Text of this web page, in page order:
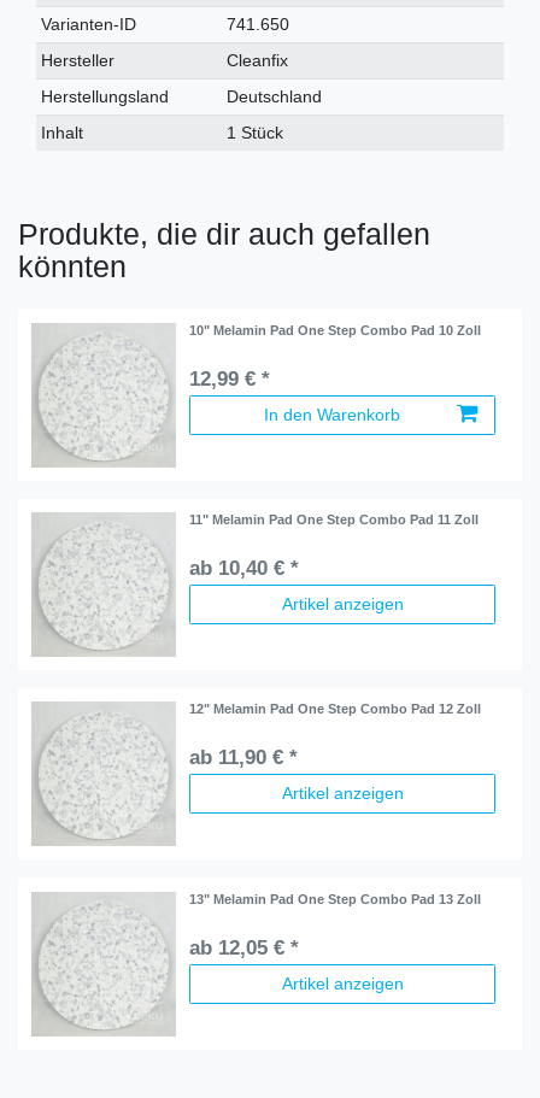
Varianten-ID
741.650
Hersteller
Cleanfix
Herstellungsland
Deutschland
Inhalt
1 Stück
Produkte, die dir auch gefallen
könnten
10" Melamin Pad One Step Combo Pad 10 Zoll
12,99 € *
In den Warenkorb
11" Melamin Pad One Step Combo Pad 11 Zoll
ab 10,40 € *
Artikel anzeigen
12" Melamin Pad One Step Combo Pad 12 Zoll
ab 11,90 € *
Artikel anzeigen
13" Melamin Pad One Step Combo Pad 13 Zoll
ab 12,05 € *
Artikel anzeigen